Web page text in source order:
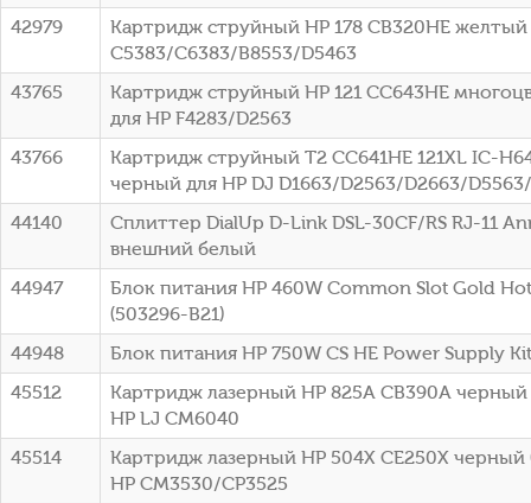
42979
Картридж струйный HP 178 CB320HE желтый
C5383/C6383/B8553/D5463
43765
Картридж струйный HP 121 CC643HE
для HP F4283/D2563
43766
Картридж струйный T2 CC641HE 121XL IC-
черный для HP DJ D1663/D2563/D2663/
44140
Сплиттер DialUp D-Link DSL-30CF/RS RJ-11
внешний белый
44947
Блок питания HP 460W Common Slot Gold
(503296-B21)
44948
Блок питания HP 750W CS HE Power Supply
45512
Картридж лазерный HP 825A CB390A черный
HP LJ CM6040
45514
Картридж лазерный HP 504X CE250X черный
HP CM3530/CP3525